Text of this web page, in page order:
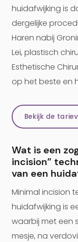
huidafwijking is
dergelijke
Haren nabij
Lei, plastisch
Esthetische
op het beste en
Bekijk de
Wat is een
incision”
van een
Minimal incision
huidafwijking is
waarbij met een
mesje, na